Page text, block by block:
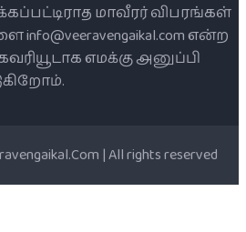
மாவீரர் விபரங்கள்
என்ற
எமக்கு அனுப்பி
| All rights reserved